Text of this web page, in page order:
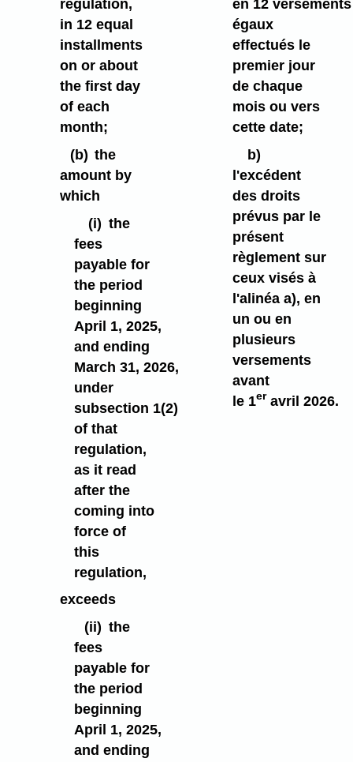
regulation,
in 12 equal
installments
on or about
the first day
of each
month;
(b) the
amount by
which
(i) the
fees
payable for
the period
beginning
April 1, 2025,
and ending
March 31, 2026,
under
subsection 1(2)
of that
regulation,
as it read
after the
coming into
force of
this
regulation,
exceeds
(ii) the
fees
payable for
the period
beginning
April 1, 2025,
and ending
en 12 versements
égaux
effectués le
premier jour
de chaque
mois ou vers
cette date;
b)
l'excédent
des droits
prévus par le
présent
règlement sur
ceux visés à
l'alinéa a), en
un ou en
plusieurs
versements
avant
le 1eravril 2026.